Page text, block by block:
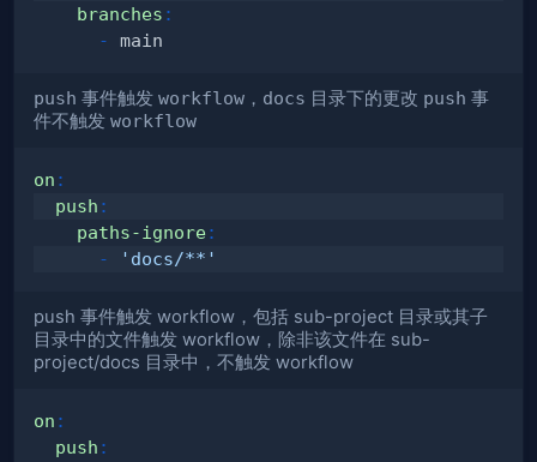
branches :
-
push 事件触发 workflow ， docs 目录下的更改 push 事
件不触发 workflow
on :
push :
paths-ignore:
-
'docs/**'
push 事件触发 workflow，包括 sub-project 目录或其子
目录中的文件触发 workflow，除非该文件在 sub-
project/docs 目录中，不触发 workflow
on :
push :